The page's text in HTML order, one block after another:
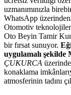
uzmanımınızla
WhatsApp
Otomotiv
Oto Beyin Tamir
bir fırsat sunuyor.
uygulamalı şekilde
ÇUKURCA
konaklama
atmosferinin tadını